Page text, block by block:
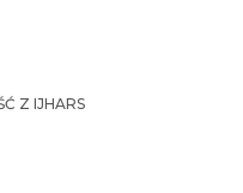
Z IJHARS